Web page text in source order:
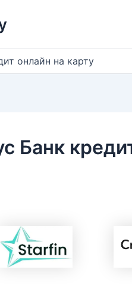
онлайн на карту
Банк